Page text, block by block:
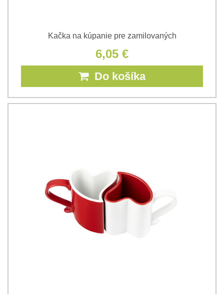
Kačka na kúpanie pre zamilovaných
6,05 €
Do košíka